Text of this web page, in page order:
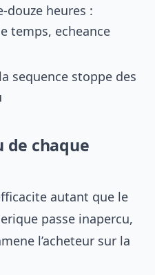
douze heures :
temps, echeance
sequence stoppe des
de chaque
autant que le
passe inapercu,
l’acheteur sur la